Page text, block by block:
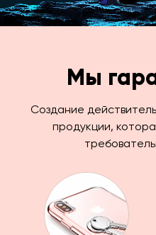
Мы
Создание
продукции,